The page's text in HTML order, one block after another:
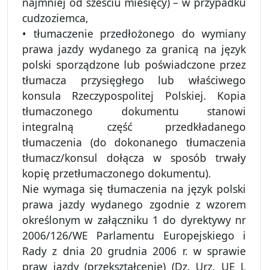
cudzoziemca,
• tłumaczenie przedłożonego do wymiany
prawa jazdy wydanego za granicą na język
polski sporządzone lub poświadczone przez
tłumacza przysięgłego lub właściwego
konsula Rzeczypospolitej Polskiej. Kopia
tłumaczonego dokumentu stanowi
integralną część przedkładanego
tłumaczenia (do dokonanego tłumaczenia
tłumacz/konsul dołącza w sposób trwały
kopię przetłumaczonego dokumentu).
Nie wymaga się tłumaczenia na język polski
prawa jazdy wydanego zgodnie z wzorem
określonym w załączniku 1 do dyrektywy nr
2006/126/WE Parlamentu Europejskiego i
Rady z dnia 20 grudnia 2006 r. w sprawie
praw jazdy (przekształcenie) (Dz. Urz. UE L